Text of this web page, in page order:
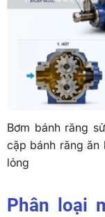
Bơm bánh răng
cặp bánh răng ăn
lỏng
Phân loại